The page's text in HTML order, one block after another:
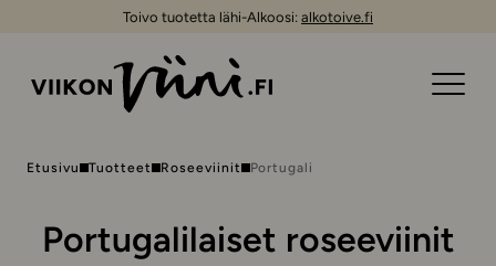
Toivo tuotetta lähi-Alkoosi: alkotoive.fi
Etusivu Tuotteet Roseeviinit Portugali
Portugalilaiset roseeviinit